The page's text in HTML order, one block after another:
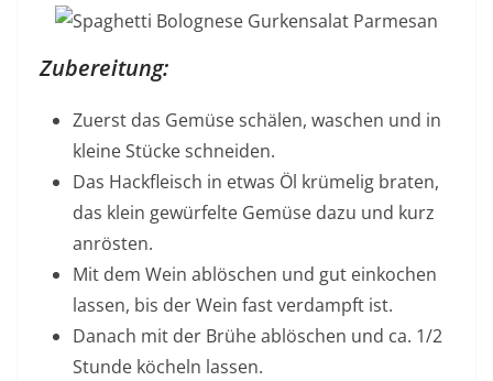
Zubereitung:
Zuerst das Gemüse schälen, waschen und in
kleine Stücke schneiden.
Das Hackfleisch in etwas Öl krümelig braten,
das klein gewürfelte Gemüse dazu und kurz
anrösten.
Mit dem Wein ablöschen und gut einkochen
lassen, bis der Wein fast verdampft ist.
Danach mit der Brühe ablöschen und ca. 1/2
Stunde köcheln lassen.